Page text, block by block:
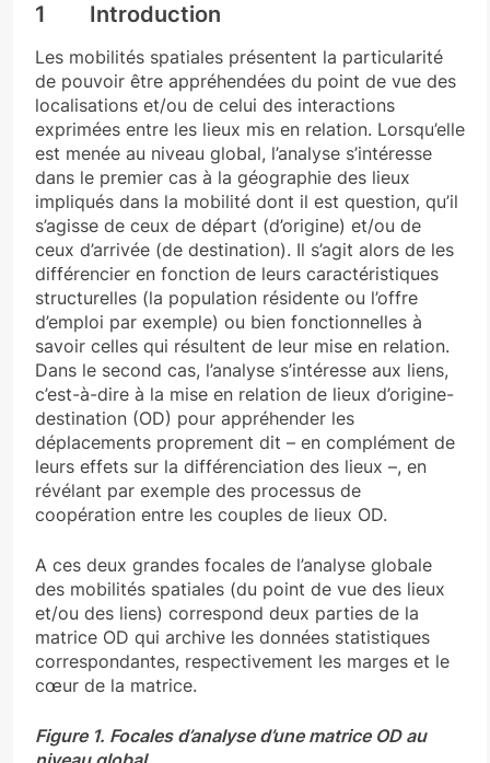
1 Introduction
Les mobilités spatiales présentent la particularité
de pouvoir être appréhendées du point de vue des
localisations et/ou de celui des interactions
exprimées entre les lieux mis en relation. Lorsqu’elle
est menée au niveau global, l’analyse s’intéresse
dans le premier cas à la géographie des lieux
impliqués dans la mobilité dont il est question, qu’il
s’agisse de ceux de départ (d’origine) et/ou de
ceux d’arrivée (de destination). Il s’agit alors de les
différencier en fonction de leurs caractéristiques
structurelles (la population résidente ou l’offre
d’emploi par exemple) ou bien fonctionnelles à
savoir celles qui résultent de leur mise en relation.
Dans le second cas, l’analyse s’intéresse aux liens,
c’est-à-dire à la mise en relation de lieux d’origine-
destination (OD) pour appréhender les
déplacements proprement dit – en complément de
leurs effets sur la différenciation des lieux –, en
révélant par exemple des processus de
coopération entre les couples de lieux OD.
A ces deux grandes focales de l’analyse globale
des mobilités spatiales (du point de vue des lieux
et/ou des liens) correspond deux parties de la
matrice OD qui archive les données statistiques
correspondantes, respectivement les marges et le
cœur de la matrice.
Figure 1. Focales d’analyse d’une matrice OD au